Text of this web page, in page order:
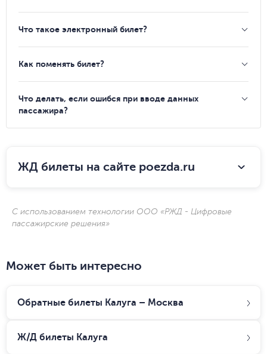
Что такое электронный билет?
Как поменять билет?
Что делать, если ошибся при вводе данных
пассажира?
ЖД билеты на сайте poezda.ru
С использованием технологии ООО «РЖД - Цифровые
пассажирские решения»
Может быть интересно
Обратные билеты Калуга – Москва
Ж/Д билеты Калуга